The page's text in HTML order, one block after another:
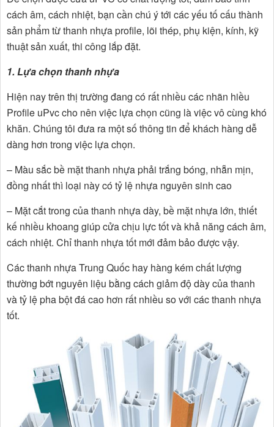
cách âm, cách nhiệt, bạn cần chú ý tới các yếu tố cấu thành
sản phẩm từ thanh nhựa profile, lõi thép, phụ kiện, kính, kỹ
thuật sản xuất, thi công lắp đặt.
1. Lựa chọn thanh nhựa
Hiện nay trên thị trường đang có rất nhiều các nhãn hiều
Profile uPvc cho nên việc lựa chọn cũng là việc vô cùng khó
khăn. Chúng tôi đưa ra một số thông tin để khách hàng dễ
dàng hơn trong việc lựa chọn.
– Màu sắc bề mặt thanh nhựa phải trắng bóng, nhẵn mịn,
đồng nhất thì loại này có tỷ lệ nhựa nguyên sinh cao
– Mặt cắt trong của thanh nhựa dày, bề mặt nhựa lớn, thiết
kế nhiều khoang giúp cửa chịu lực tốt và khả năng cách âm,
cách nhiệt. Chỉ thanh nhựa tốt mới đảm bảo được vậy.
Các thanh nhựa Trung Quốc hay hàng kém chất lượng
thường bớt nguyên liệu bằng cách giảm độ dày của thanh
và tỷ lệ pha bột đá cao hơn rất nhiều so với các thanh nhựa
tốt.